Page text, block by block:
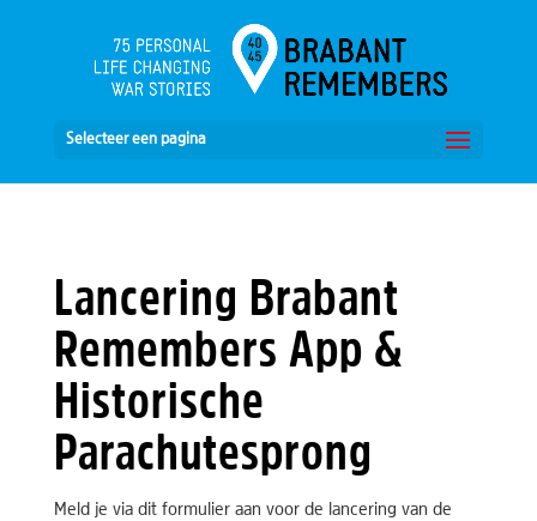
Selecteer een pagina
Lancering Brabant
Remembers App &
Historische
Parachutesprong
Meld je via dit formulier aan voor de lancering van de